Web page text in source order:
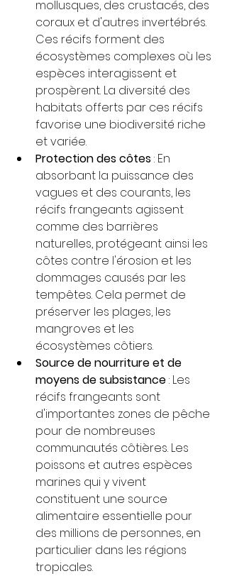
mollusques, des crustacés, des
coraux et d'autres invertébrés.
Ces récifs forment des
écosystèmes complexes où les
espèces interagissent et
prospèrent. La diversité des
habitats offerts par ces récifs
favorise une biodiversité riche
et variée.
Protection des côtes : En
absorbant la puissance des
vagues et des courants, les
récifs frangeants agissent
comme des barrières
naturelles, protégeant ainsi les
côtes contre l'érosion et les
dommages causés par les
tempêtes. Cela permet de
préserver les plages, les
mangroves et les
écosystèmes côtiers.
Source de nourriture et de
moyens de subsistance : Les
récifs frangeants sont
d'importantes zones de pêche
pour de nombreuses
communautés côtières. Les
poissons et autres espèces
marines qui y vivent
constituent une source
alimentaire essentielle pour
des millions de personnes, en
particulier dans les régions
tropicales.